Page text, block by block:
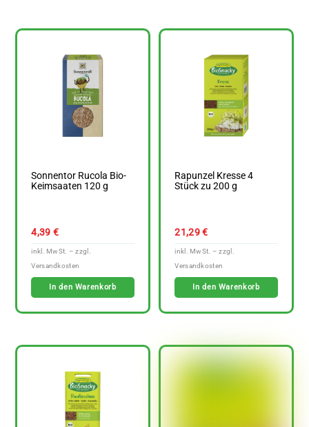
Sonnentor Rucola Bio-
Keimsaaten 120 g
4,39 €
In den Warenkorb
Rapunzel Kresse 4
Stück zu 200 g
21,29€
In den Warenkorb